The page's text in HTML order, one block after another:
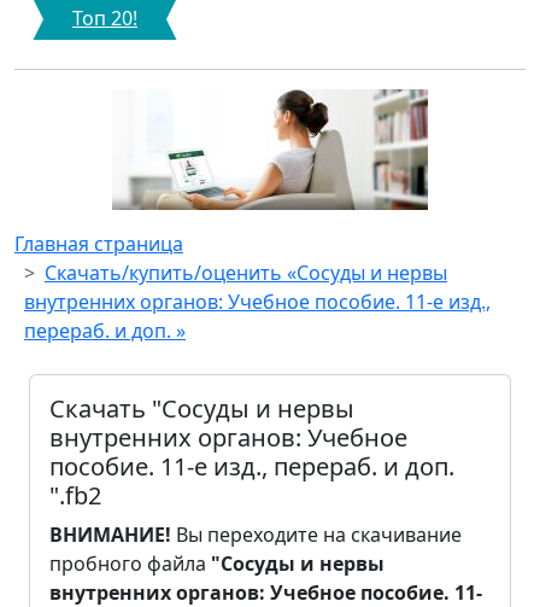
Топ 20!
Главная страница
Скачать/купить/оценить «Сосуды и нервы
внутренних органов: Учебное пособие. 11-е изд.,
перераб. и доп. »
Скачать "Сосуды и нервы
внутренних органов: Учебное
пособие. 11-е изд., перераб. и доп.
".fb2
ВНИМАНИЕ! Вы переходите на скачивание
пробного файла "Сосуды и нервы
внутренних органов: Учебное пособие. 11-